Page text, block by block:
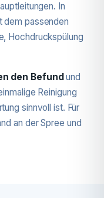
In
dem passenden
Hochdruckspülung
den Befundund
Reinigung
sinnvoll ist. Für
an der Spree und